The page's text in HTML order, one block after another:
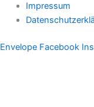
Impressum
Envelope Facebook